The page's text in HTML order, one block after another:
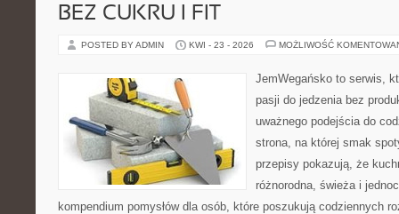
BEZ CUKRU I FIT
POSTED BY ADMIN KWI - 23 - 2026 MOŻLIWOŚĆ
JemWegańsko to serwis,
pasji do jedzenia bez
uważnego podejścia do
strona, na której smak
przepisy pokazują, że
różnorodna, świeża i
kompendium pomysłów dla osób, które poszukują codziennych